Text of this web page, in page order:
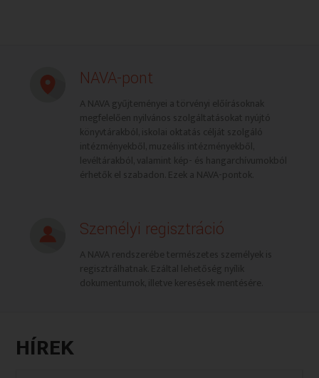
NAVA-pont
A NAVA gyűjteményei a törvényi előírásoknak
megfelelően nyilvános szolgáltatásokat nyújtó
könyvtárakból, iskolai oktatás célját szolgáló
intézményekből, muzeális intézményekből,
levéltárakból, valamint kép- és hangarchívumokból
érhetők el szabadon. Ezek a NAVA-pontok.
Személyi regisztráció
A NAVA rendszerébe természetes személyek is
regisztrálhatnak. Ezáltal lehetőség nyílik
dokumentumok, illetve keresések mentésére.
HÍREK